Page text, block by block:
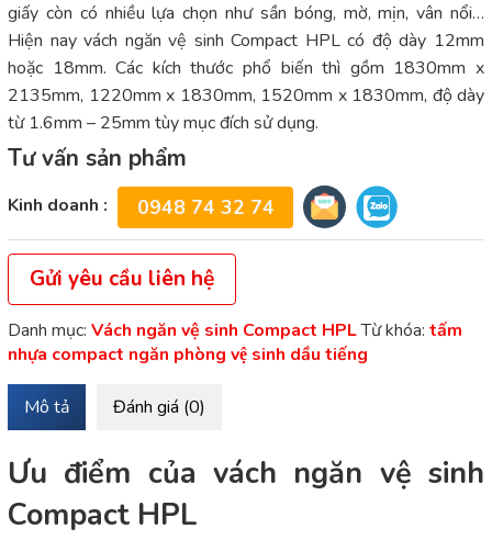
giấy còn có nhiều lựa chọn như sần bóng, mờ, mịn, vân nổi…
Hiện nay vách ngăn vệ sinh Compact HPL có độ dày 12mm
hoặc 18mm. Các kích thước phổ biến thì gồm 1830mm x
2135mm, 1220mm x 1830mm, 1520mm x 1830mm, độ dày
từ 1.6mm – 25mm tùy mục đích sử dụng.
Tư vấn sản phẩm
Kinh doanh : 0948 74 32 74
Gửi yêu cầu liên hệ
Danh mục: Vách ngăn vệ sinh Compact HPLTừ khóa: tấm
nhựa compact ngăn phòng vệ sinh dầu tiếng
Mô tả Đánh giá (0)
Ưu điểm của vách ngăn vệ sinh
Compact HPL